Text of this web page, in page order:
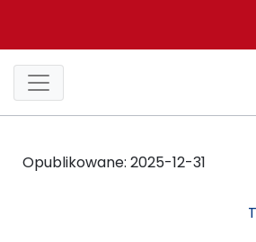
Opublikowane: 2025-12-31